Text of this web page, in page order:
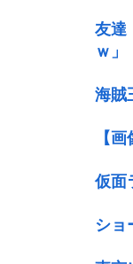
友達
ｗ」
海賊
【
仮面
ショ